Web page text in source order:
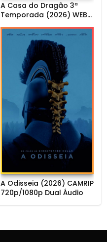
A Casa do Dragão 3ª
Temporada (2026) WEB-
A Odisseia (2026) CAMRIP
720p/1080p Dual Áudio